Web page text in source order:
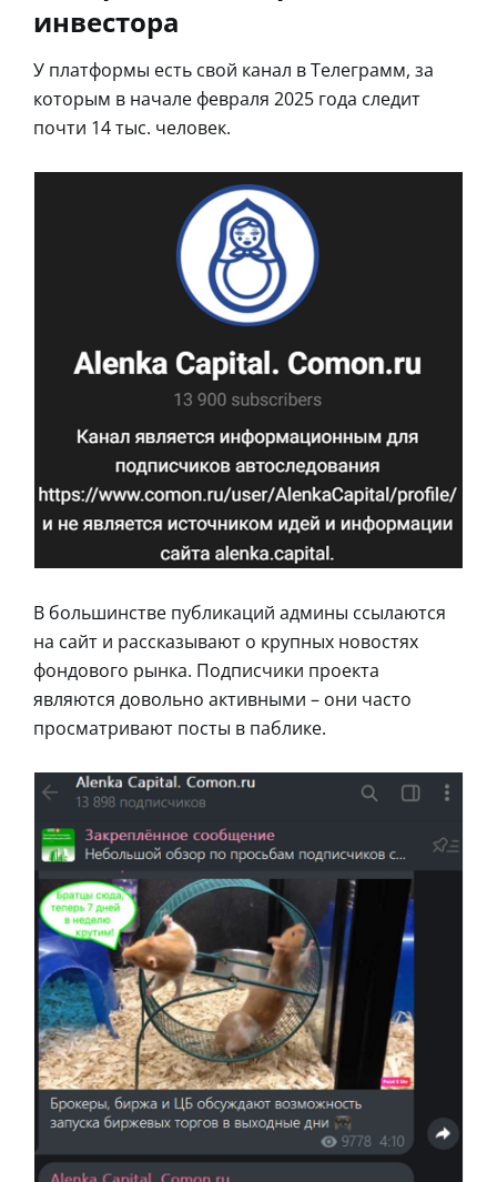
инвестора
У платформы есть свой канал в Телеграмм, за
которым в начале февраля 2025 года следит
почти 14 тыс. человек.
В большинстве публикаций админы ссылаются
на сайт и рассказывают о крупных новостях
фондового рынка. Подписчики проекта
являются довольно активными – они часто
просматривают посты в паблике.